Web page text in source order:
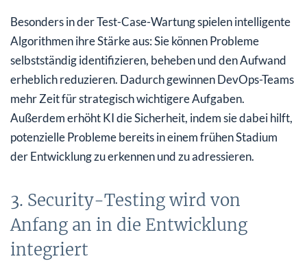
Besonders in der Test-Case-Wartung spielen intelligente
Algorithmen ihre Stärke aus: Sie können Probleme
selbstständig identifizieren, beheben und den Aufwand
erheblich reduzieren. Dadurch gewinnen DevOps-Teams
mehr Zeit für strategisch wichtigere Aufgaben.
Außerdem erhöht KI die Sicherheit, indem sie dabei hilft,
potenzielle Probleme bereits in einem frühen Stadium
der Entwicklung zu erkennen und zu adressieren.
3. Security-Testing wird von
Anfang an in die Entwicklung
integriert